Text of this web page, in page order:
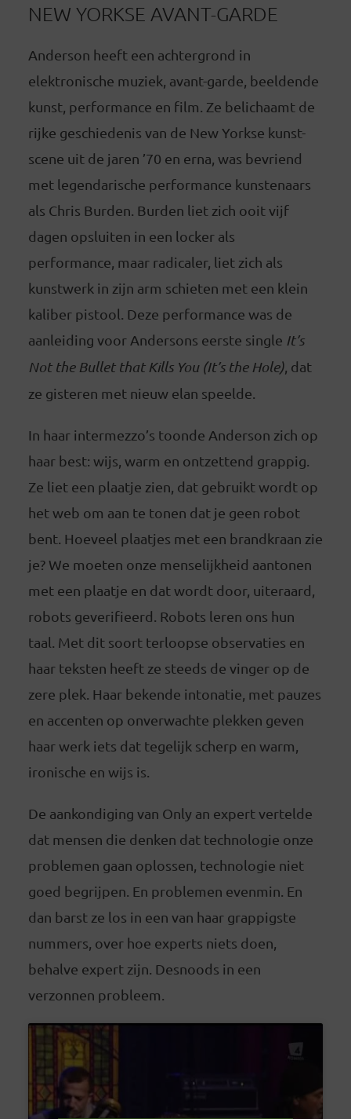
NEW YORKSE AVANT-GARDE
Anderson heeft een achtergrond in
elektronische muziek, avant-garde, beeldende
kunst, performance en film. Ze belichaamt de
rijke geschiedenis van de New Yorkse kunst-
scene uit de jaren ’70 en erna, was bevriend
met legendarische performance kunstenaars
als Chris Burden. Burden liet zich ooit vijf
dagen opsluiten in een locker als
performance, maar radicaler, liet zich als
kunstwerk in zijn arm schieten met een klein
kaliber pistool. Deze performance was de
aanleiding voor Andersons eerste single It’s
Not the Bullet that Kills You (It’s the Hole), dat
ze gisteren met nieuw elan speelde.
In haar intermezzo’s toonde Anderson zich op
haar best: wijs, warm en ontzettend grappig.
Ze liet een plaatje zien, dat gebruikt wordt op
het web om aan te tonen dat je geen robot
bent. Hoeveel plaatjes met een brandkraan zie
je? We moeten onze menselijkheid aantonen
met een plaatje en dat wordt door, uiteraard,
robots geverifieerd. Robots leren ons hun
taal. Met dit soort terloopse observaties en
haar teksten heeft ze steeds de vinger op de
zere plek. Haar bekende intonatie, met pauzes
en accenten op onverwachte plekken geven
haar werk iets dat tegelijk scherp en warm,
ironische en wijs is.
De aankondiging van Only an expert vertelde
dat mensen die denken dat technologie onze
problemen gaan oplossen, technologie niet
goed begrijpen. En problemen evenmin. En
dan barst ze los in een van haar grappigste
nummers, over hoe experts niets doen,
behalve expert zijn. Desnoods in een
verzonnen probleem.